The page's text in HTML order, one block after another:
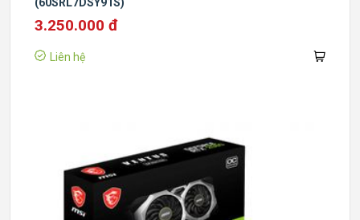
(60SRL7DSY91S)
3.250.000 đ
Liên hệ